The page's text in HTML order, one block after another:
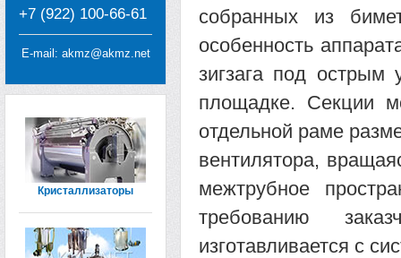
собранных из
особенность
зигзага под острым
площадке. Секции
отдельной раме
вентилятора,
межтрубное
требованию
изготавливается с
+7 (922) 100-66-61
E-mail: akmz@akmz.net
Кристаллизаторы